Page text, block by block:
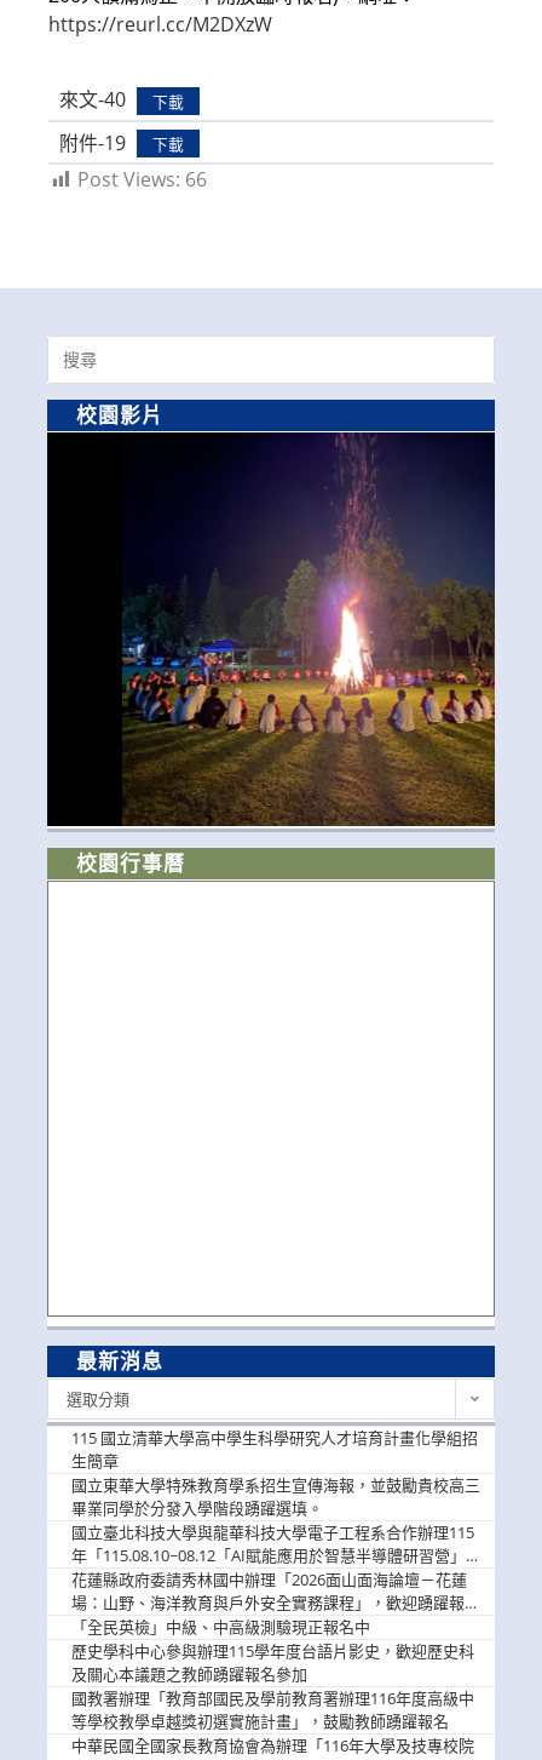
https://reurl.cc/M2DXzW
來文-40 下載
附件-19 下載
Post Views: 66
Search
for:
校園影片
校園行事曆
最新消息
選取分類
115 國立清華大學高中學生科學研究人才培育計畫化學組招
生簡章
國立東華大學特殊教育學系招生宣傳海報，並鼓勵貴校高三
畢業同學於分發入學階段踴躍選填。
國立臺北科技大學與龍華科技大學電子工程系合作辦理115
年「115.08.10~08.12「AI賦能應用於智慧半導體研習營」，
歡迎學生踴躍報名參加
花蓮縣政府委請秀林國中辦理「2026面山面海論壇－花蓮
場：山野、海洋教育與戶外安全實務課程」，歡迎踴躍報名
參加
「全民英檢」中級、中高級測驗現正報名中
歷史學科中心參與辦理115學年度台語片影史，歡迎歷史科
及關心本議題之教師踴躍報名參加
國教署辦理「教育部國民及學前教育署辦理116年度高級中
等學校教學卓越獎初選實施計畫」，鼓勵教師踴躍報名
中華民國全國家長教育協會為辦理「116年大學及技專校院